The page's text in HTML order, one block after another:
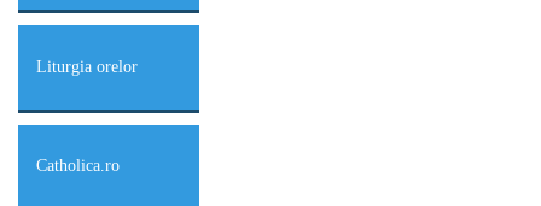
Liturgia orelor
Catholica.ro